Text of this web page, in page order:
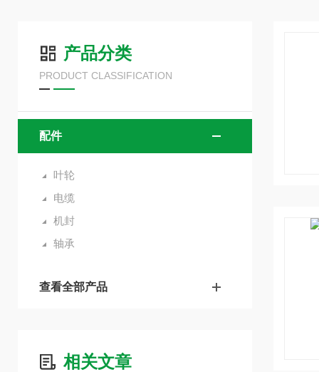
产品分类
PRODUCT CLASSIFICATION
配件
叶轮
电缆
机封
轴承
查看全部产品
相关文章